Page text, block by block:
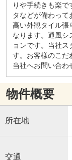
りや手続きも楽
タなどが備わっ
高い外観タイル張
なります。通風シ
ョンです。当社
す。お客様のこだ
当社へお問い合わ
物件概要
所在地
交通